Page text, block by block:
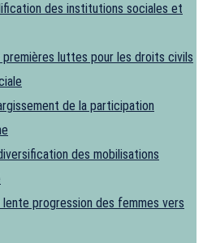
des institutions sociales et
premières luttes pour les droits civils
de la participation
des mobilisations
lente progression des femmes vers